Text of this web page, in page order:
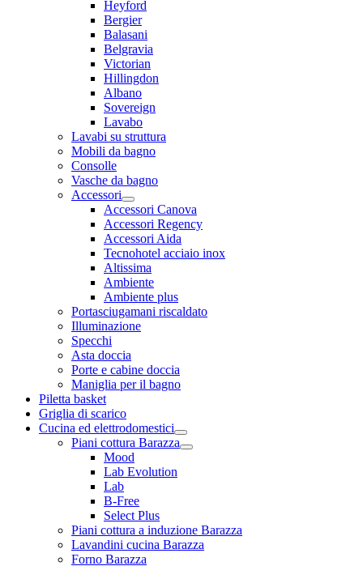
Heyford
Bergier
Balasani
Belgravia
Victorian
Hillingdon
Albano
Sovereign
Lavabo
Lavabi su struttura
Mobili da bagno
Consolle
Vasche da bagno
Accessori
Accessori Canova
Accessori Regency
Accessori Aida
Tecnohotel acciaio inox
Altissima
Ambiente
Ambiente plus
Portasciugamani riscaldato
Illuminazione
Specchi
Asta doccia
Porte e cabine doccia
Maniglia per il bagno
Piletta basket
Griglia di scarico
Cucina ed elettrodomestici
Piani cottura Barazza
Mood
Lab Evolution
Lab
B-Free
Select Plus
Piani cottura a induzione Barazza
Lavandini cucina Barazza
Forno Barazza